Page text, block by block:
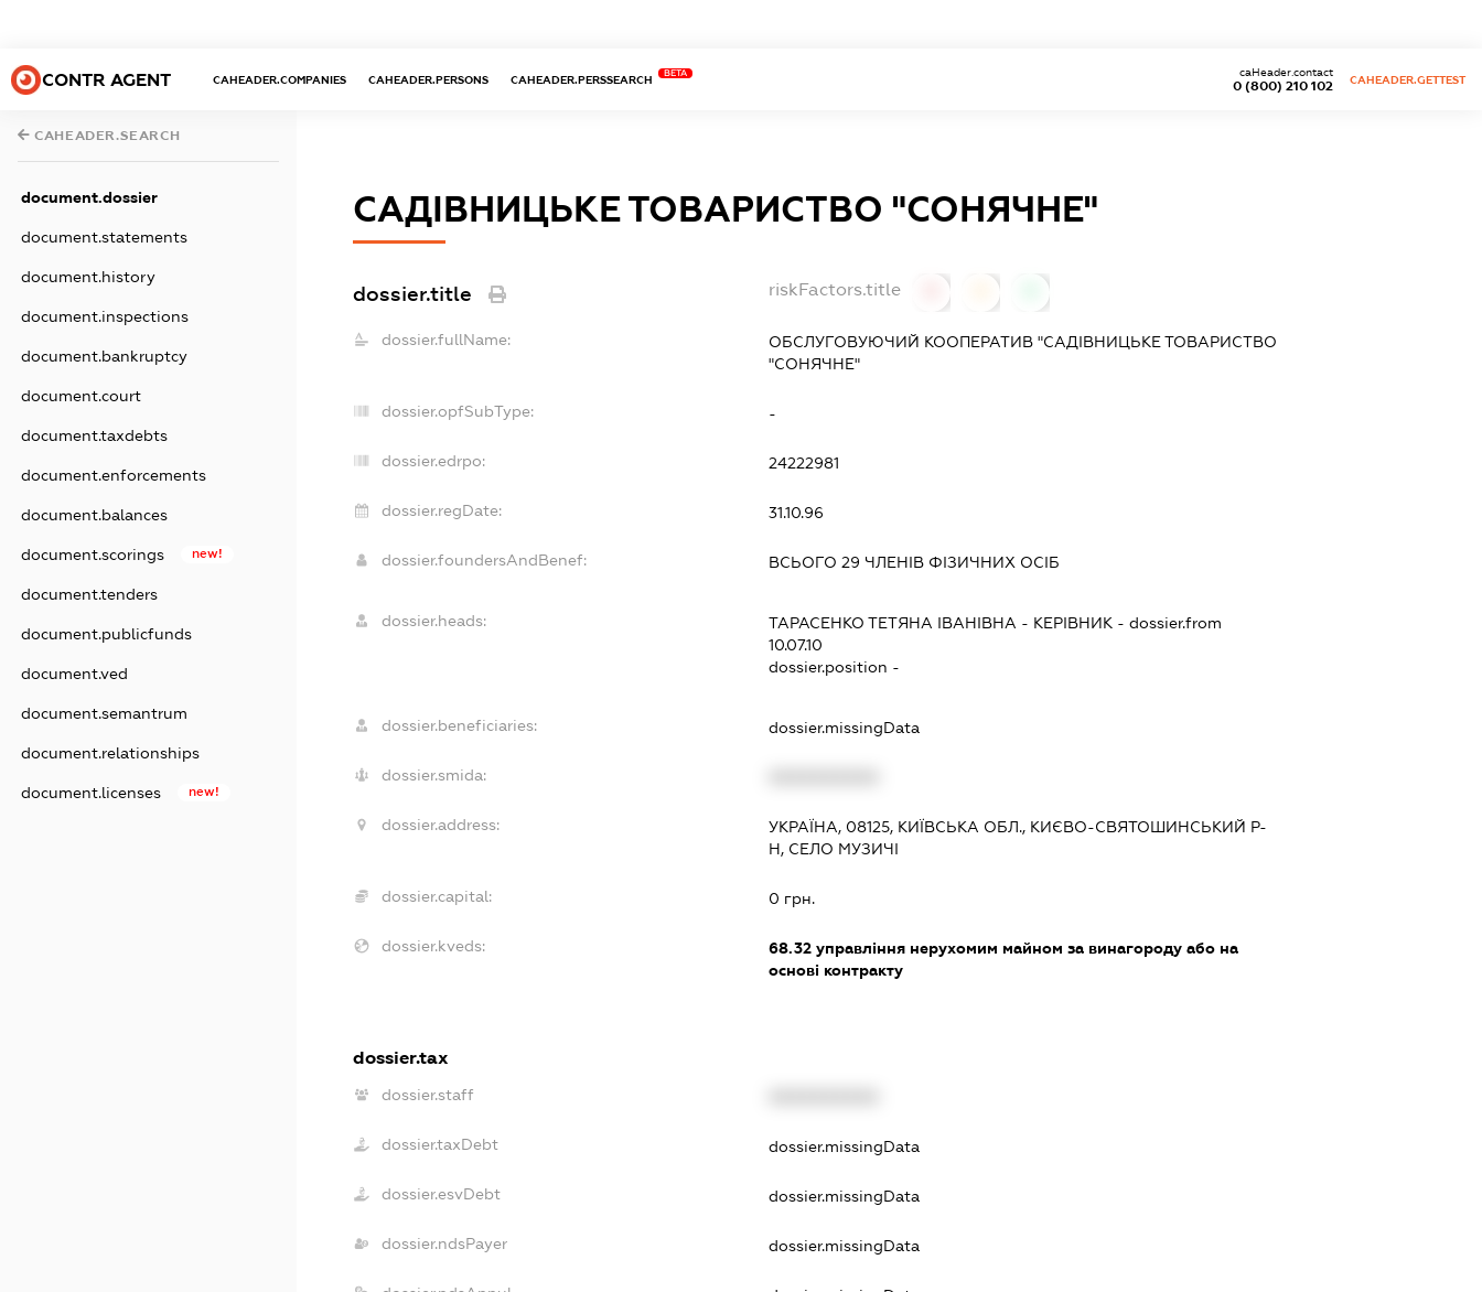
CONTR AGENT CAHEADER.COMPANIES CAHEADER.PERSONS CAHEADER.PERSSEARCH
BETA
0 (800) 210 102
caHeader.contact
CAHEADER.GETTEST
CAHEADER.SEARCH
document.dossier
document.statements
document.history
document.inspections
document.bankruptcy
document.court
document.taxdebts
document.enforcements
document.balances
document.scorings new!
document.tenders
document.publicfunds
document.ved
document.semantrum
document.relationships
document.licenses new!
САДІВНИЦЬКЕ ТОВАРИСТВО "СОНЯЧНЕ"
dossier.title riskFactors.title
dossier.fullName:
ОБСЛУГОВУЮЧИЙ КООПЕРАТИВ "САДІВНИЦЬКЕ ТОВАРИСТВО
"СОНЯЧНЕ"
dossier.opfSubType: -
dossier.edrpo: 24222981
dossier.regDate: 31.10.96
dossier.foundersAndBenef: ВСЬОГО 29 ЧЛЕНІВ ФІЗИЧНИХ ОСІБ
dossier.heads: ТАРАСЕНКО ТЕТЯНА ІВАНІВНА - КЕРІВНИК - dossier.from
10.07.10
dossier.position -
dossier.beneficiaries: dossier.missingData
dossier.smida:
dossier.address:
УКРАЇНА, 08125, КИЇВСЬКА ОБЛ., КИЄВО-СВЯТОШИНСЬКИЙ Р-
Н, СЕЛО МУЗИЧІ
dossier.capital: 0 грн.
dossier.kveds: 68.32 управління нерухомим майном за винагороду або на
основі контракту
dossier.tax
dossier.staff
dossier.taxDebt dossier.missingData
dossier.esvDebt dossier.missingData
dossier.ndsPayer dossier.missingData